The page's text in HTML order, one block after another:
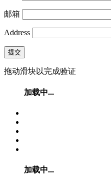
邮箱
Address
提交
拖动滑块以完成验证
加载中...
加载中...